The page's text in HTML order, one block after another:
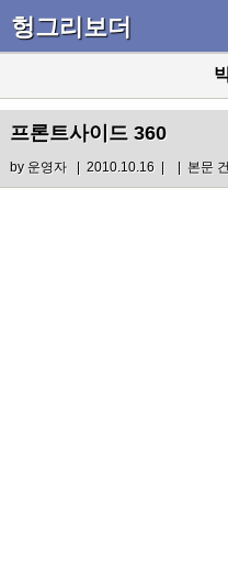
헝그리보더
프론트사이드 360
by 운영자| 2010.10.16 | | 본문